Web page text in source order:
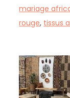
mariage
rouge, tissus